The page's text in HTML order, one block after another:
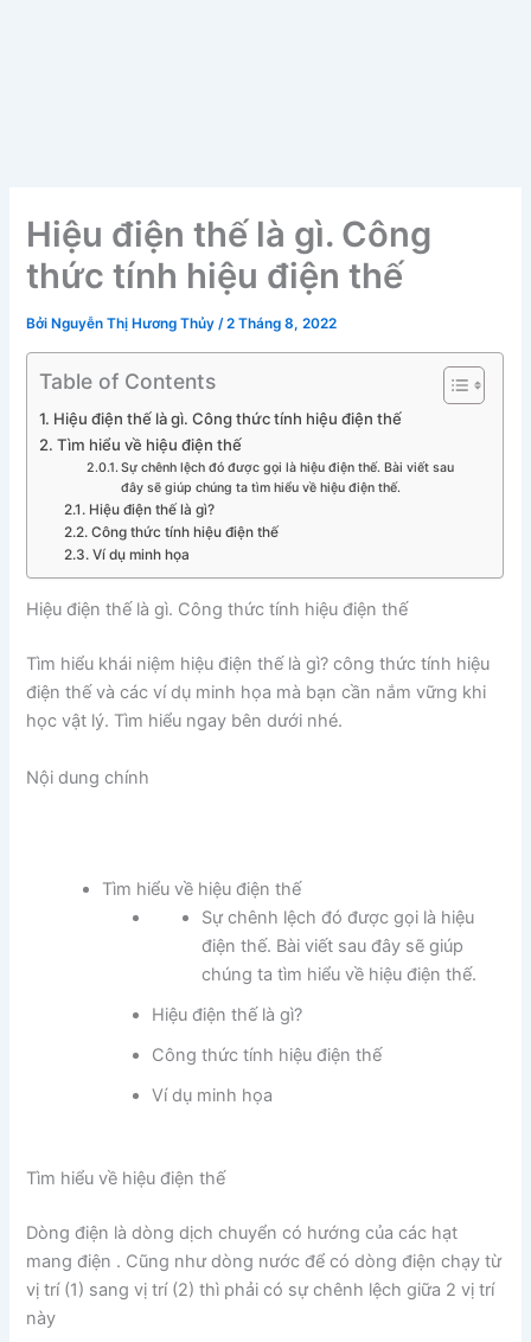
Hiệu điện thế là gì. Công
thức tính hiệu điện thế
Bởi Nguyễn Thị Hương Thủy/2 Tháng 8, 2022
Table of Contents
Hiệu điện thế là gì. Công thức tính hiệu điện thế
Tìm hiểu về hiệu điện thế
Sự chênh lệch đó được gọi là hiệu điện thế. Bài viết sau
đây sẽ giúp chúng ta tìm hiểu về hiệu điện thế.
Hiệu điện thế là gì?
Công thức tính hiệu điện thế
Ví dụ minh họa
Hiệu điện thế là gì. Công thức tính hiệu điện thế
Tìm hiểu khái niệm hiệu điện thế là gì? công thức tính hiệu
điện thế và các ví dụ minh họa mà bạn cần nắm vững khi
học vật lý. Tìm hiểu ngay bên dưới nhé.
Nội dung chính
Tìm hiểu về hiệu điện thế
Sự chênh lệch đó được gọi là hiệu
điện thế. Bài viết sau đây sẽ giúp
chúng ta tìm hiểu về hiệu điện thế.
Hiệu điện thế là gì?
Công thức tính hiệu điện thế
Ví dụ minh họa
Tìm hiểu về hiệu điện thế
Dòng điện là dòng dịch chuyển có hướng của các hạt
mang điện . Cũng như dòng nước để có dòng điện chạy từ
vị trí (1) sang vị trí (2) thì phải có sự chênh lệch giữa 2 vị trí
này